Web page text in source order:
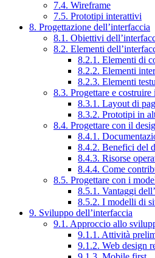
7.4. Wireframe
7.5. Prototipi interattivi
8. Progettazione dell’interfaccia
8.1. Obiettivi
8.2. Elementi
8.2.1. Elementi di
8.2.2. Elementi
8.2.3. Elementi
8.3. Progettare e costruire
8.3.1. Layout di
8.3.2. Prototipi in
8.4. Progettare con il
8.4.1.
8.4.2. Benefici del
8.4.3. Risorse
8.4.4. Come
8.5. Progettare con i
8.5.1. Vantaggi
8.5.2. I modelli di
9. Sviluppo dell’interfaccia
9.1. Approccio allo
9.1.1. Attività
9.1.2. Web design